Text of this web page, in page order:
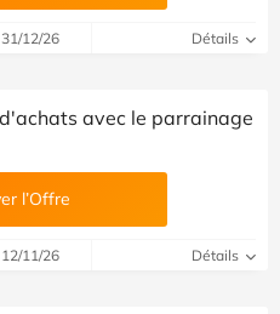
12/26 Détails
avec le parrainage
l’Offre
11/26 Détails